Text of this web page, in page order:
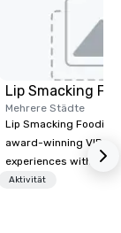
Lip Smacking
Mehrere Städte
Lip Smacking Foodie
award-winning VIP
experiences with
restaurants
Aktivität